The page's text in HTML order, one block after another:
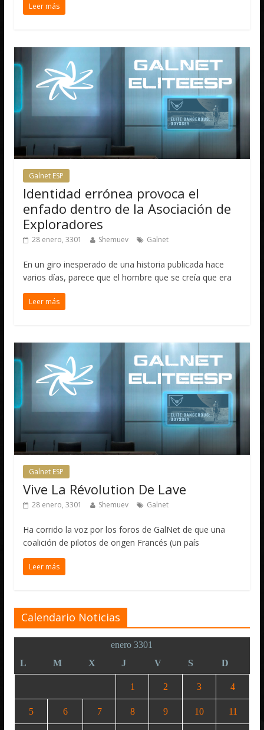
Leer más
Galnet ESP
Identidad errónea provoca el
enfado dentro de la Asociación de
Exploradores
28 enero, 3301 Shemuev Galnet
En un giro inesperado de una historia publicada hace
varios días, parece que el hombre que se creía que era
Leer más
Galnet ESP
Vive La Révolution De Lave
28 enero, 3301 Shemuev Galnet
Ha corrido la voz por los foros de GalNet de que una
coalición de pilotos de origen Francés (un país
Leer más
Calendario Noticias
enero 3301
L
M X J V S D
1 2 3 4
5 6 7 8 9 10 11